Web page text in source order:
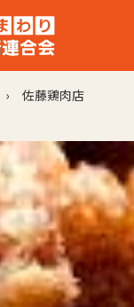
› 佐藤鶏肉店